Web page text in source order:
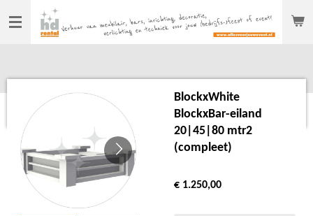
Ga
direct
hoofdinhoud
BlockxWhite
BlockxBar-eiland
20|45|80 mtr2
(compleet)
€ 1.250,00